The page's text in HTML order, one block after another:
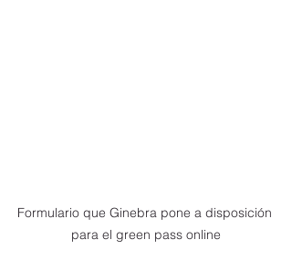
Formulario que Ginebra pone a disposición
para el green pass online